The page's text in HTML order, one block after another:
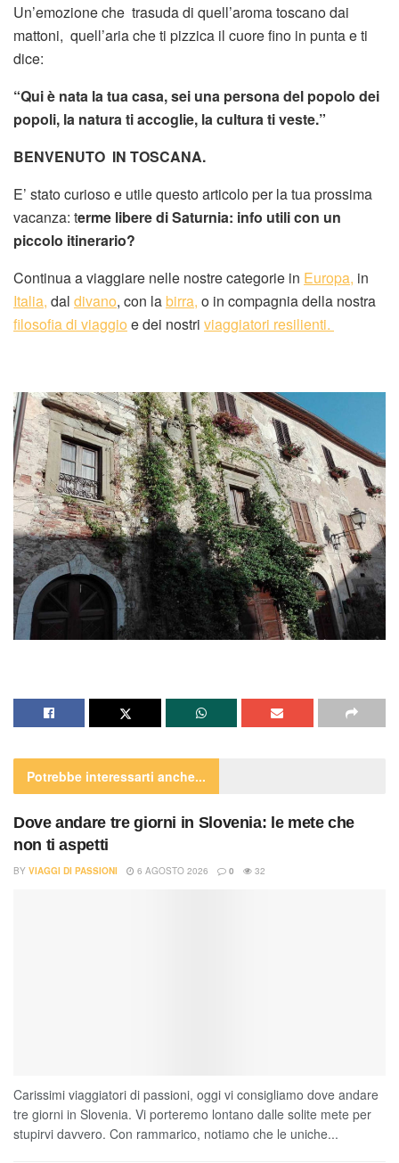
Un’emozione che trasuda di quell’aroma toscano dai
mattoni, quell’aria che ti pizzica il cuore fino in punta e ti
dice:
“Qui è nata la tua casa, sei una persona del popolo dei
popoli, la natura ti accoglie, la cultura ti veste.”
BENVENUTO IN TOSCANA.
E’ stato curioso e utile questo articolo per la tua prossima
vacanza: terme libere di Saturnia: info utili con un
piccolo itinerario?
Continua a viaggiare nelle nostre categorie in Europa, in
Italia, dal divano, con labirra, o in compagnia della nostra
filosofia di viaggio e dei nostri viaggiatori resilienti.
Potrebbe interessarti anche...
Dove andare tre giorni in Slovenia: le mete che
non ti aspetti
BY VIAGGI DI PASSIONI 6 AGOSTO 2026 0 32
Carissimi viaggiatori di passioni, oggi vi consigliamo dove andare
tre giorni in Slovenia. Vi porteremo lontano dalle solite mete per
stupirvi davvero. Con rammarico, notiamo che le uniche...